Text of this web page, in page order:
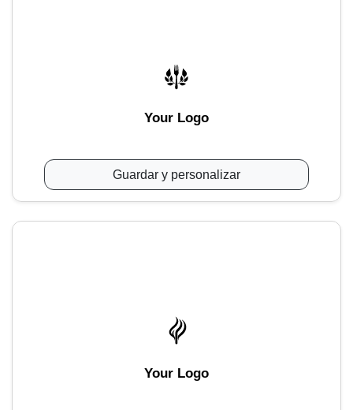
Your Logo
Guardar y personalizar
Your Logo